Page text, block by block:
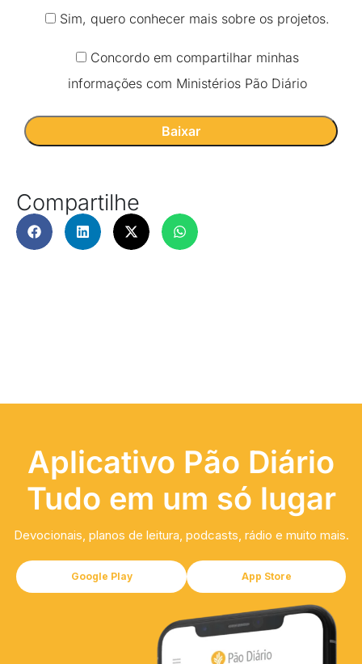
Sim, quero conhecer mais sobre os projetos.
Concordo em compartilhar minhas
informações com Ministérios Pão Diário
Compartilhe
Aplicativo Pão Diário
Tudo em um só lugar
Devocionais, planos de leitura, podcasts, rádio e muito mais.
Google Play App Store